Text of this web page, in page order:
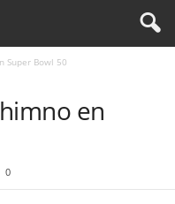
Super Bowl 50
en
0